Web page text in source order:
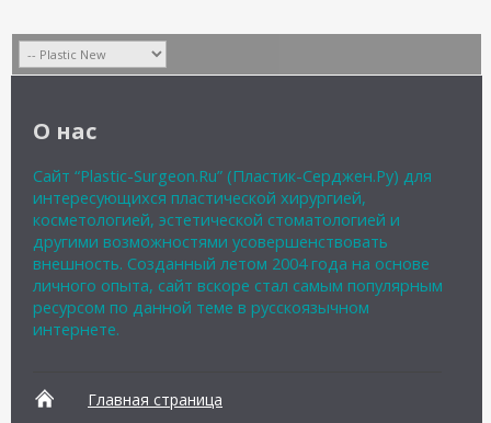
О нас
Сайт “Plastic-Surgeon.Ru” (Пластик-Серджен.Ру) для
интересующихся пластической хирургией,
косметологией, эстетической стоматологией и
другими возможностями усовершенствовать
внешность. Созданный летом 2004 года на основе
личного опыта, сайт вскоре стал самым популярным
ресурсом по данной теме в русскоязычном
интернете.
Главная страница